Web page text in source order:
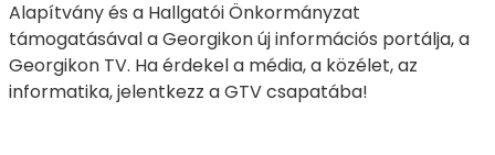
Alapítvány és a Hallgatói Önkormányzat
támogatásával a Georgikon új információs portálja, a
Georgikon TV. Ha érdekel a média, a közélet, az
informatika, jelentkezz a GTV csapatába!